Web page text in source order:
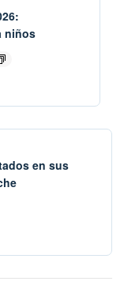
niños
en sus